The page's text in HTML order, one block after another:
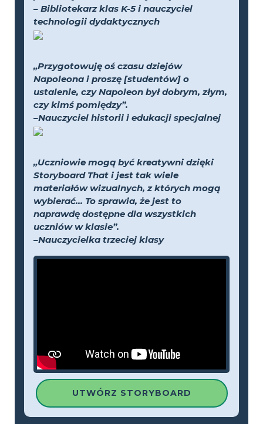
– Bibliotekarz klas K-5 i nauczyciel
technologii dydaktycznych
„Przygotowuję oś czasu dziejów
Napoleona i proszę [studentów] o
ustalenie, czy Napoleon był dobrym, złym,
czy kimś pomiędzy”.
–Nauczyciel historii i edukacji specjalnej
„Uczniowie mogą być kreatywni dzięki
Storyboard That i jest tak wiele
materiałów wizualnych, z których mogą
wybierać... To sprawia, że jest to
naprawdę dostępne dla wszystkich
uczniów w klasie”.
–Nauczycielka trzeciej klasy
UTWÓRZ STORYBOARD